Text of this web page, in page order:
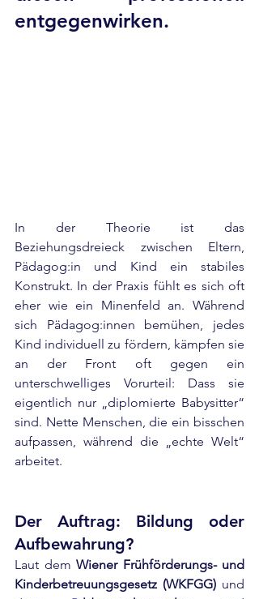
entgegenwirken.
In der Theorie ist das
Beziehungsdreieck zwischen Eltern,
Pädagog:in und Kind ein stabiles
Konstrukt. In der Praxis fühlt es sich oft
eher wie ein Minenfeld an. Während
sich Pädagog:innen bemühen, jedes
Kind individuell zu fördern, kämpfen sie
an der Front oft gegen ein
unterschwelliges Vorurteil: Dass sie
eigentlich nur „diplomierte Babysitter“
sind. Nette Menschen, die ein bisschen
aufpassen, während die „echte Welt“
arbeitet.
Der Auftrag: Bildung oder
Aufbewahrung?
Laut dem Wiener Frühförderungs- und
Kinderbetreuungsgesetz (WKFGG) und